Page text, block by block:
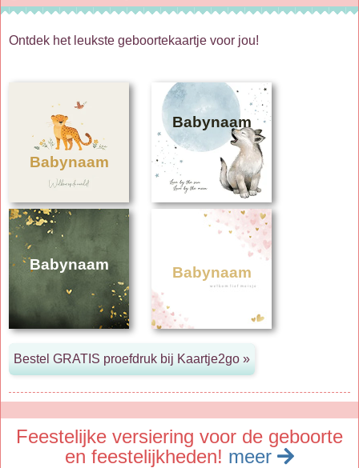
Ontdek het leukste geboortekaartje voor jou!
Babynaam
Babynaam
Babynaam Babynaam
Feestelijke versiering voor de geboorte
en feestelijkheden! meer